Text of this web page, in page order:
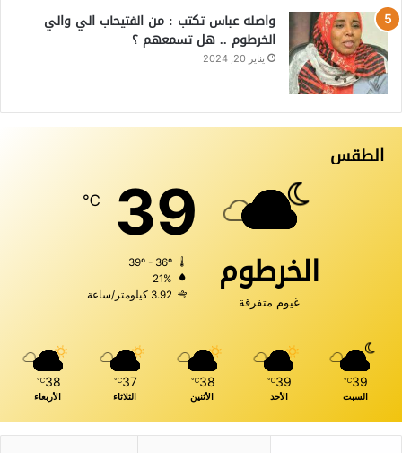
واصله عباس تكتب : من الفتيحاب الي والي
الخرطوم .. هل تسمعهم ؟
يناير 20, 2024
الطقس
الخرطوم
غيوم متفرقة
39
℃
21%
3.92 كيلومتر/ساعة
39
℃
السبت
39
℃
الأحد
38
℃
الأثنين
37
℃
الثلاثاء
38
℃
الأربعاء